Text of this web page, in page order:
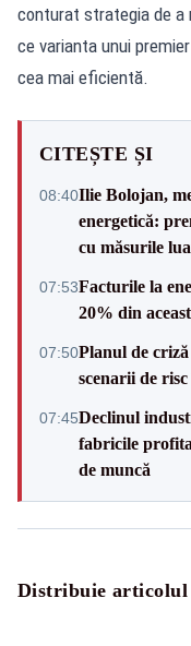
conturat strategia de a
ce varianta unui
cea mai eficientă.
CITEȘTE ȘI
08:40Ilie Bolojan,
energetică:
cu măsurile
07:53Facturile la
20% din
07:50Planul de
scenarii de
07:45Declinul
fabricile
de muncă
Distribuie articolul